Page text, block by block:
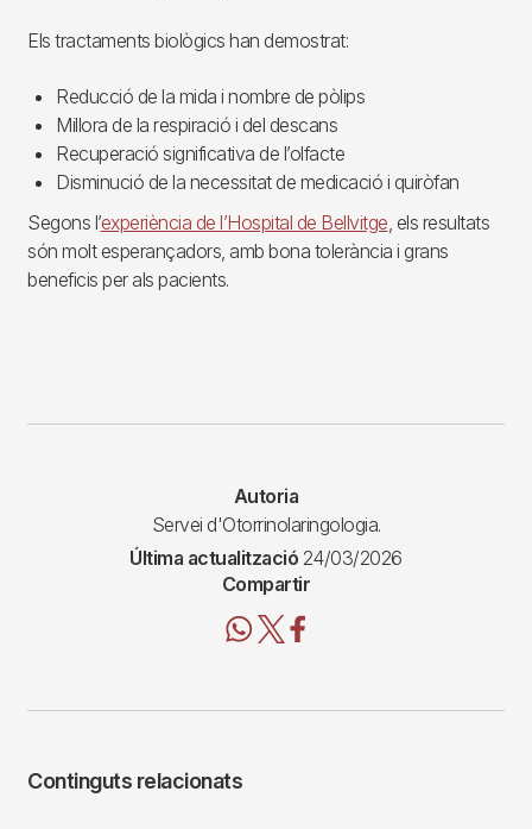
Els tractaments biològics han demostrat:
Reducció de la mida i nombre de pòlips
Millora de la respiració i del descans
Recuperació significativa de l’olfacte
Disminució de la necessitat de medicació i quiròfan
Segons l’experiència de l’Hospital de Bellvitge , els resultats
són molt esperançadors, amb bona tolerància i grans
beneficis per als pacients.
Autoria
Servei d'Otorrinolaringologia.
Última actualització 24/03/2026
Compartir
Continguts relacionats